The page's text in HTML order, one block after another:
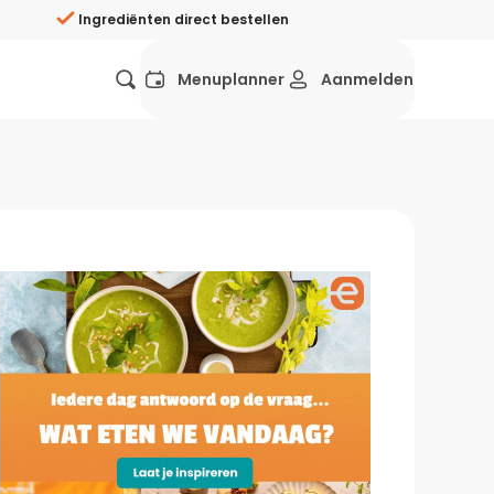
Ingrediënten direct bestellen
Gezonde recepten
Recepten avondeten
Makkelijke recepten
Menuplanner Aanmelden